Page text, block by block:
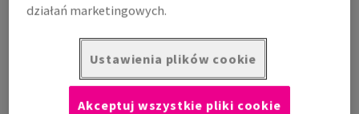
działań marketingowych.
Ustawienia plików cookie
Akceptuj wszystkie pliki cookie